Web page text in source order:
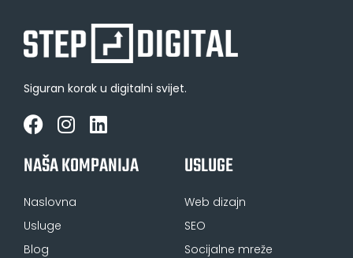
Siguran korak u digitalni svijet.
NAŠA KOMPANIJA
Naslovna
Usluge
Blog
USLUGE
Web dizajn
SEO
Socijalne mreže